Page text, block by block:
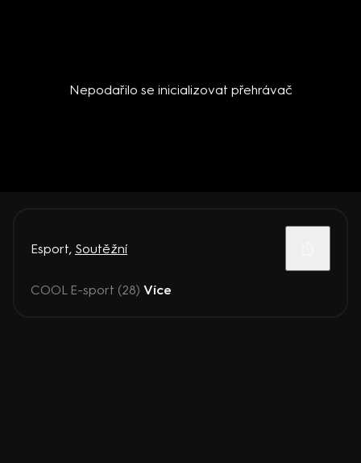
Nepodařilo se inicializovat přehrávač
Esport, Soutěžní
COOL E-sport (28) Více